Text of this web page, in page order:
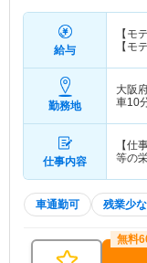
給与
【モ
【モ
勤務地
大阪
車10
仕事内容
【仕
等の
車通勤可 残業少